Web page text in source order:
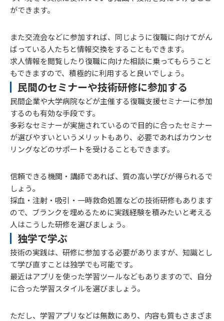
ができます。
また交流会などに参加すれば、同じように復職に向けてがん
ばっている人たちと情報交換をすることもできます。
求人情報を閲覧したり復職に向けた相談に乗ってもらうこと
もできますので、積極的に利用すると良いでしょう。
民間のセミナーや技術研修に参加する
民間企業や大学病院などが主催する復職支援セミナーに参加
するのも有効な手段です。
多彩なセミナーが実施されているので目的に合ったセミナー
が選びやすいというメリットもあり、必要であればカウンセ
リングなどのサポートを受けることもできます。
信頼できる機関・講師であれば、質の高い学びが得られるで
しょう。
採血・注射・吸引・一時救命処置などの技術研修もあります
ので、ブランクを埋めるために実践経験を積みたいと考える
人はこうした研修を選びましょう。
独学で学ぶ
技術の実践は、研修に参加する必要がありますが、知識とし
て学び直すことは独学でも可能です。
最近はアプリを使った学習ツールなどもありますので、自分
に合った学習スタイルを選びましょう。
ただし、学習アプリなどは無数にあり、内容も質もさまざま